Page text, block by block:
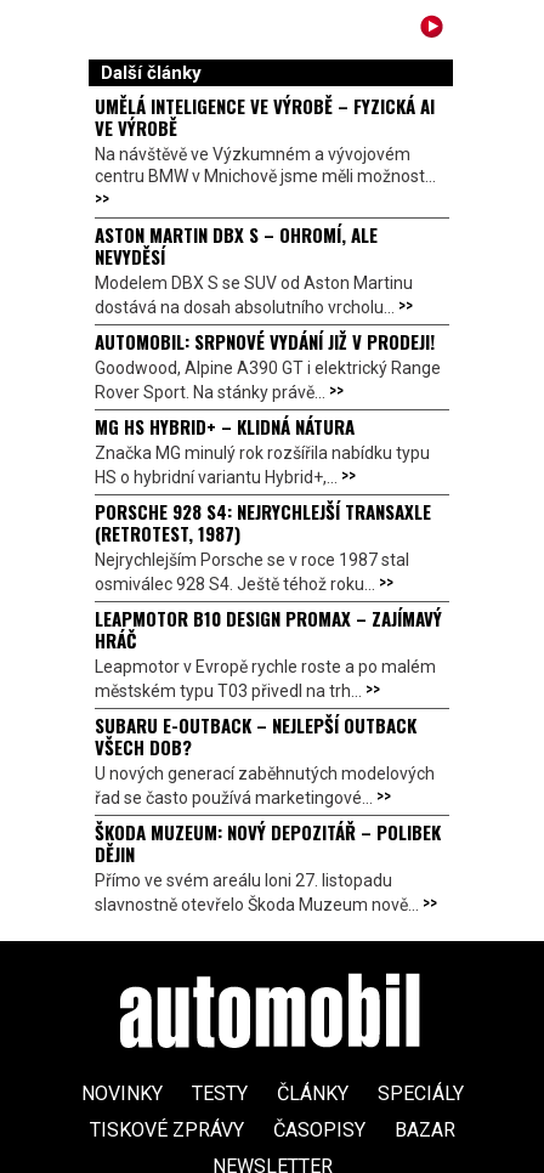
Další články
UMĚLÁ INTELIGENCE VE VÝROBĚ – FYZICKÁ AI
VE VÝROBĚ
Na návštěvě ve Výzkumném a vývojovém
centru BMW v Mnichově jsme měli možnost...
>>
ASTON MARTIN DBX S – OHROMÍ, ALE
NEVYDĚSÍ
Modelem DBX S se SUV od Aston Martinu
dostává na dosah absolutního vrcholu... >>
AUTOMOBIL: SRPNOVÉ VYDÁNÍ JIŽ V PRODEJI!
Goodwood, Alpine A390 GT i elektrický Range
Rover Sport. Na stánky právě... >>
MG HS HYBRID+ – KLIDNÁ NÁTURA
Značka MG minulý rok rozšířila nabídku typu
HS o hybridní variantu Hybrid+,... >>
PORSCHE 928 S4: NEJRYCHLEJŠÍ TRANSAXLE
(RETROTEST, 1987)
Nejrychlejším Porsche se v roce 1987 stal
osmiválec 928 S4. Ještě téhož roku... >>
LEAPMOTOR B10 DESIGN PROMAX – ZAJÍMAVÝ
HRÁČ
Leapmotor v Evropě rychle roste a po malém
městském typu T03 přivedl na trh... >>
SUBARU E-OUTBACK – NEJLEPŠÍ OUTBACK
VŠECH DOB?
U nových generací zaběhnutých modelových
řad se často používá marketingové... >>
ŠKODA MUZEUM: NOVÝ DEPOZITÁŘ – POLIBEK
DĚJIN
Přímo ve svém areálu loni 27. listopadu
slavnostně otevřelo Škoda Muzeum nově... >>
NOVINKY TESTY ČLÁNKY
SPECIÁLY
TISKOVÉ ZPRÁVY
ČASOPISY
BAZAR
NEWSLETTER